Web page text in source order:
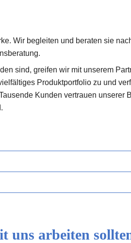
Wir begleiten und beraten sie
sind, greifen wir mit unserem
Produktportfolio zu und
Kunden vertrauen unserer
uns arbeiten